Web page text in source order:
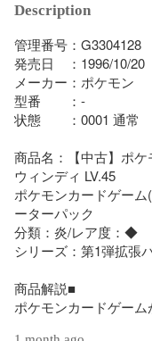
Description
管理番号：G3304128
発売日　：1996/10/20
メーカー：ポケモン
型番　　：-
状態　　：0001 通常
商品名：【中古】ポ
ウィンディ LV.45
ポケモンカードゲー
ーターパック
分類：炎/レア度：◆
シリーズ：第1弾拡張
商品解説■
ポケモンカードゲーム